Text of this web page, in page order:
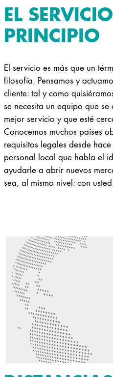
EL
PRINCIPIO
El servicio es más que un
filosofía. Pensamos y
cliente: tal y como
se necesita un equipo que
mejor servicio y que esté
Conocemos muchos países
requisitos legales desde
personal local que habla el
ayudarle a abrir nuevos
sea, al mismo nivel: con